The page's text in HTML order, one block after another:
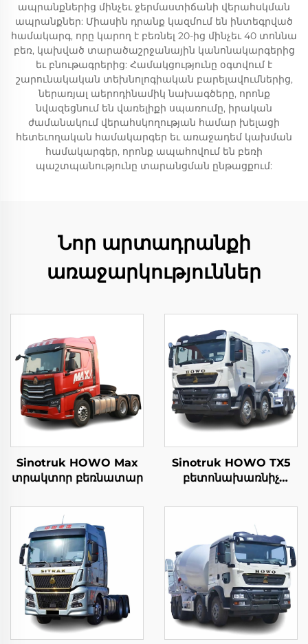
ապրանքներից մինչեւ ջերմաստիճանի վերահսկման
ապրանքներ: Միասին դրանք կազմում են ինտեգրված
համակարգ, որը կարող է բեռնել 20-ից մինչեւ 40 տոննա
բեռ, կախված տարածաշրջանային կանոնակարգերից
եւ բնութագրերից: Համակցությունը օգտվում է
շարունակական տեխնոլոգիական բարելավումներից,
ներառյալ աերոդինամիկ նախագծերը, որոնք
նվազեցնում են վառելիքի սպառումը, իրական
ժամանակում վերահսկողության համար խելացի
հետեւողական համակարգեր եւ առաջադեմ կախման
համակարգեր, որոնք ապահովում են բեռի
պաշտպանությունը տարանցման ընթացքում:
Նոր արտադրանքի
առաջարկություններ
Sinotruk HOWO Max
տրակտոր բեռնատար
Sinotruk HOWO TX5
բետոնախառնիչ